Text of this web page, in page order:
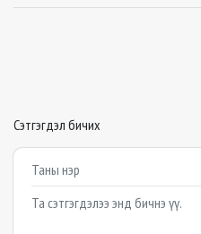
Сэтгэгдэл бичих
Example textarea